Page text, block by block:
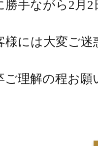
勝手ながら2月2
様には大変ご迷
ご理解の程お願